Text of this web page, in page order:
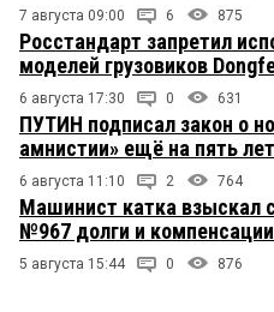
7 августа 09:00 6 875
Росстандарт запретил
моделей грузовиков
6 августа 17:30 0 631
ПУТИН подписал закон о
амнистии» ещё на пять лет
6 августа 11:10 2 764
Машинист катка взыскал
№967 долги и
5 августа 15:44 0 876